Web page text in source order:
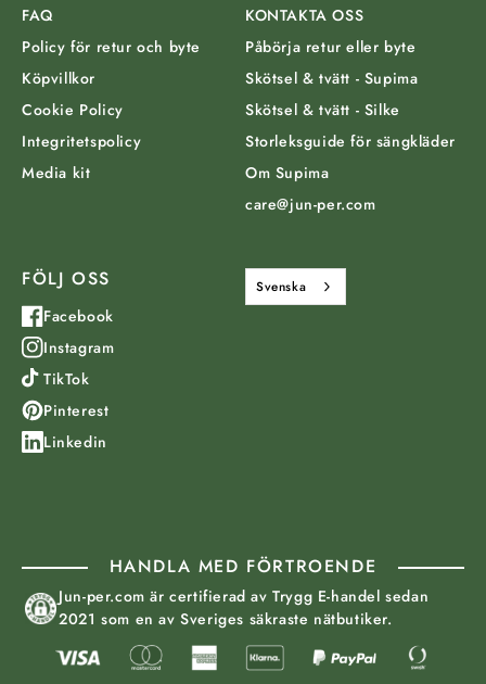
FAQ
Policy för retur och byte
Köpvillkor
Cookie Policy
Integritetspolicy
Media kit
KONTAKTA OSS
Påbörja retur eller byte
Skötsel & tvätt - Supima
Skötsel & tvätt - Silke
Storleksguide för sängkläder
Om Supima
care@jun-per.com
FÖLJ OSS
Facebook
Instagram
TikTok
Pinterest
Linkedin
Svenska
HANDLA MED FÖRTROENDE
Jun-per.com är certifierad av Trygg E-handel sedan
2021 som en av Sveriges säkraste nätbutiker.